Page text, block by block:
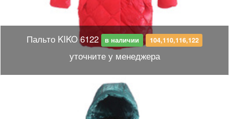
Пальто KIKO 6122 в наличии 104,110,116,122
уточните у менеджера